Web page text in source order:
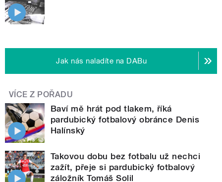
Jak nás naladíte na DABu
VÍCE Z POŘADU
Baví mě hrát pod tlakem, říká
pardubický fotbalový obránce Denis
Halínský
Takovou dobu bez fotbalu už nechci
zažít, přeje si pardubický fotbalový
záložník Tomáš Solil